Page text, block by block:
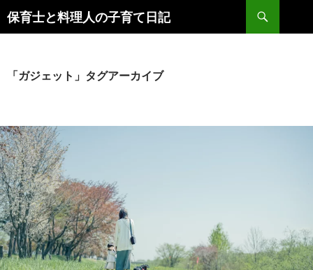
ン
キ
ッ
プ
保育士と料理人の子育て日記
索
「ガジェット」タグアーカイブ